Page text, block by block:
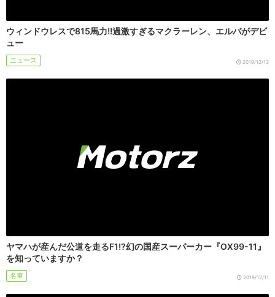
ウィンドウレスで815馬力!!過激すぎるマクラーレン、エルバがデビ
ュー
ニュース 2019/12/13
ヤマハが産んだ公道を走るF1!?幻の国産スーパーカー『OX99-11』
を知っていますか？
名車 2019/12/11